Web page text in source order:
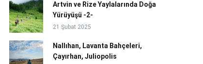
Artvin ve Rize Yaylalarında Doğa
Yürüyüşü -2-
21 Şubat 2025
Nallıhan, Lavanta Bahçeleri,
Çayırhan, Juliopolis